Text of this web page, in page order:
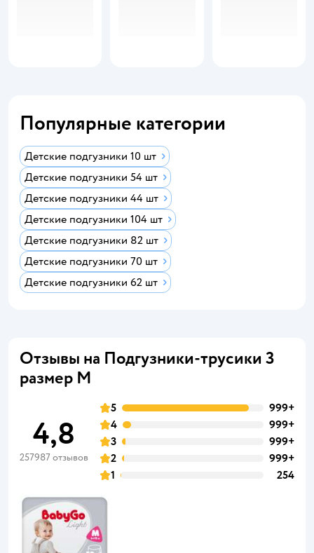
Популярные категории
Детские подгузники 10 шт
Детские подгузники 54 шт
Детские подгузники 44 шт
Детские подгузники 104 шт
Детские подгузники 82 шт
Детские подгузники 70 шт
Детские подгузники 62 шт
Отзывы на Подгузники-трусики 3
размер M
4,8
257987 отзывов
5
999+
4
999+
3
999+
2
999+
1
254